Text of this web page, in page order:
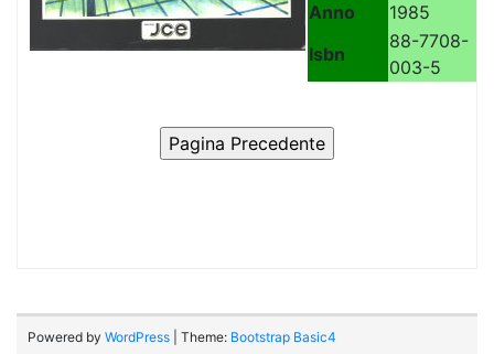
Anno
1985
Isbn
88-7708-
003-5
Powered by WordPress | Theme: Bootstrap Basic4